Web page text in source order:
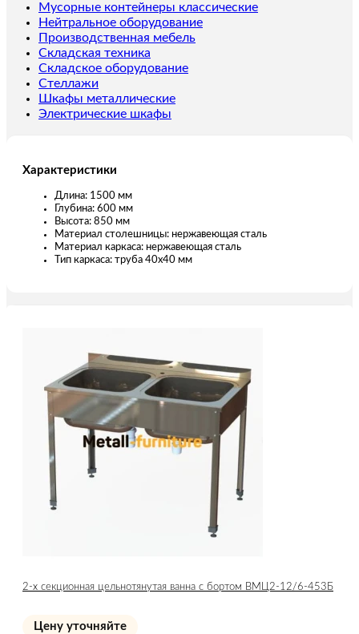
(ДхГхВ)
1500х600х850
мм
Мусорные контейнеры классические
Нейтральное оборудование
Производственная мебель
Складская техника
Складское оборудование
Стеллажи
Шкафы металлические
Электрические шкафы
Характеристики
Длина: 1500 мм
Глубина: 600 мм
Высота: 850 мм
Материал столешницы: нержавеющая сталь
Материал каркаса: нержавеющая сталь
Тип каркаса: труба 40х40 мм
2-х секционная цельнотянутая ванна с бортом ВМЦ2-12/6-453Б
Цену уточняйте